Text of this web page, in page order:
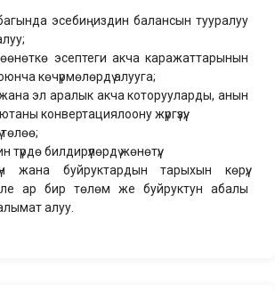
эсебиңиздин балансын тууралуу
эсептеги акча каражаттарынын
көчүрмөлөрдү алууга;
жана эл аралык акча которууларды, анын
конвертациялоону жүргүзүү;
түрдө билдирүүлөрдү жөнөтүү;
жана буйруктардын тарыхын көрүү,
ар бир төлөм же буйруктун абалы
алуу.